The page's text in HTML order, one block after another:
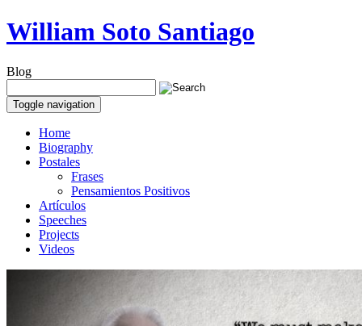
William Soto Santiago
Blog
Toggle navigation
Home
Biography
Postales
Frases
Pensamientos Positivos
Artículos
Speeches
Projects
Videos